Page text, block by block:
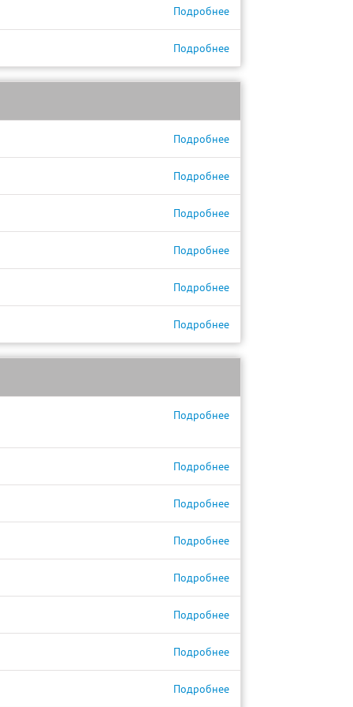
Подробнее
Подробнее
Подробнее
Подробнее
Подробнее
Подробнее
Подробнее
Подробнее
Подробнее
Подробнее
Подробнее
Подробнее
Подробнее
Подробнее
Подробнее
Подробнее